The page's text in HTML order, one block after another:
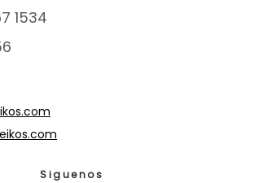
1534
Siguenos